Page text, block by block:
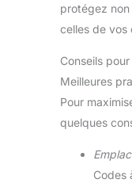
protégez non
celles de vos
Conseils
Meilleures
Pour
quelques
Codes